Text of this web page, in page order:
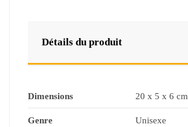
Détails du produit
Dimensions 20 x 5 x 6 cm
Genre Unisexe